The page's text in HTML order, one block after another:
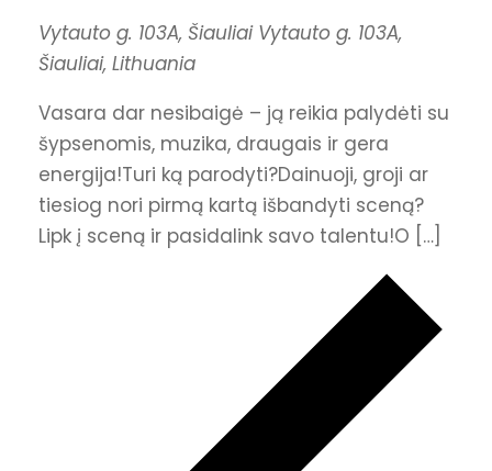
Vytauto g. 103A, Šiauliai Vytauto g. 103A,
Šiauliai, Lithuania
Vasara dar nesibaigė – ją reikia palydėti su
šypsenomis, muzika, draugais ir gera
energija!Turi ką parodyti?Dainuoji, groji ar
tiesiog nori pirmą kartą išbandyti sceną?
Lipk į sceną ir pasidalink savo talentu!O […]